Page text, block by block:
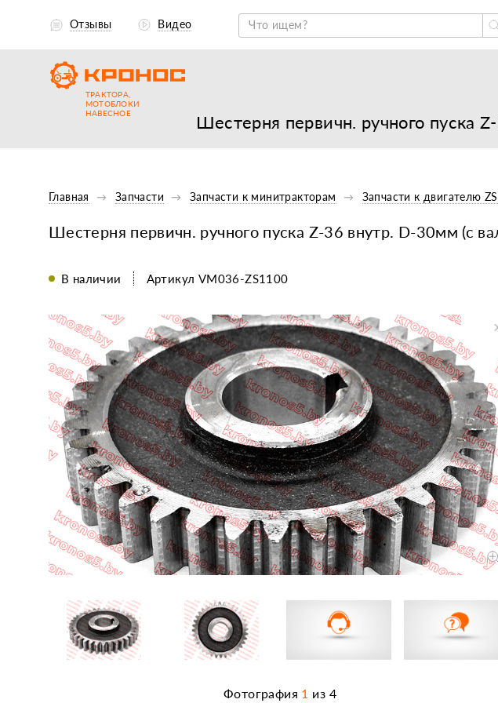
Шестерня первичн. ручного пуска
Отзывы Видео
ТРАКТОРА,
МОТОБЛОКИ
НАВЕСНОЕ
Главная Запчасти Запчасти к минитракторам Запчасти к двигателю
Шестерня первичн. ручного пуска Z-36 внутр. D-30мм (с
В наличии Артикул VM036-ZS1100
Фотография 1 из 4